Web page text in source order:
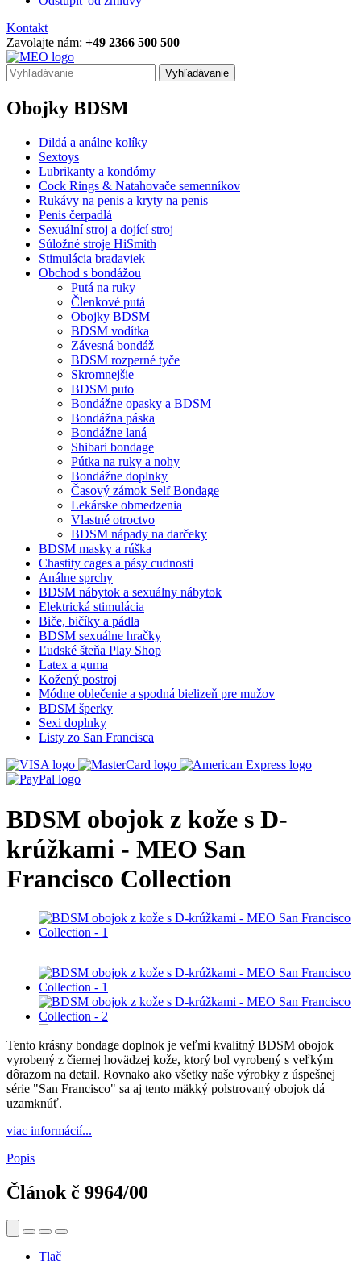
Kontakt
Zavolajte nám: +49 2366 500 500
Vyhľadávanie
Obojky BDSM
Dildá a análne kolíky
Sextoys
Lubrikanty a kondómy
Cock Rings & Natahovače semenníkov
Rukávy na penis a kryty na penis
Penis čerpadlá
Sexuální stroj a dojící stroj
Súložné stroje HiSmith
Stimulácia bradaviek
Obchod s bondážou
Putá na ruky
Členkové putá
Obojky BDSM
BDSM vodítka
Závesná bondáž
BDSM rozperné tyče
Skromnejšie
BDSM puto
Bondážne opasky a BDSM
Bondážna páska
Bondážne laná
Shibari bondage
Pútka na ruky a nohy
Bondážne doplnky
Časový zámok Self Bondage
Lekárske obmedzenia
Vlastné otroctvo
BDSM nápady na darčeky
BDSM masky a rúška
Chastity cages a pásy cudnosti
Análne sprchy
BDSM nábytok a sexuálny nábytok
Elektrická stimulácia
Biče, bičíky a pádla
BDSM sexuálne hračky
Ľudské šteňa Play Shop
Latex a guma
Kožený postroj
Módne oblečenie a spodná bielizeň pre mužov
BDSM šperky
Sexi doplnky
Listy zo San Francisca
BDSM obojok z kože s D-
krúžkami - MEO San
Francisco Collection
Tento krásny bondage doplnok je veľmi kvalitný BDSM obojok
vyrobený z čiernej hovädzej kože, ktorý bol vyrobený s veľkým
dôrazom na detail. Rovnako ako všetky naše výrobky z úspešnej
série "San Francisco" sa aj tento mäkký polstrovaný obojok dá
uzamknúť.
viac informácií...
Popis
Článok č 9964/00
Tlač